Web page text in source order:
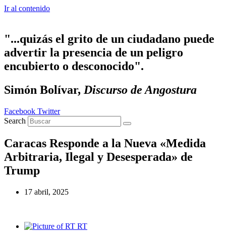
Ir al contenido
"...quizás el grito de un ciudadano puede
advertir la presencia de un peligro
encubierto o desconocido".
Simón Bolívar, Discurso de Angostura
Facebook Twitter
Search
Caracas Responde a la Nueva «Medida
Arbitraria, Ilegal y Desesperada» de
Trump
17 abril, 2025
RT